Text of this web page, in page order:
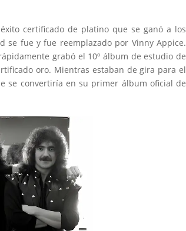
certificado de platino que se ganó a los
se fue y fue reemplazado por Vinny Appice.
grabó el 10º álbum de estudio de
oro. Mientras estaban de gira para el
se convertiría en su primer álbum oficial de